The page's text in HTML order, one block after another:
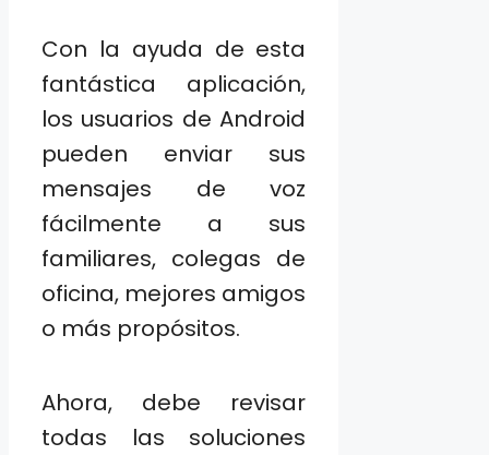
Con la ayuda de esta
fantástica aplicación,
los usuarios de Android
pueden enviar sus
mensajes de voz
fácilmente a sus
familiares, colegas de
oficina, mejores amigos
o más propósitos.
Ahora, debe revisar
todas las soluciones